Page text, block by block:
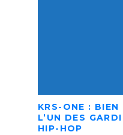
KRS-ONE : BIEN
L’UN DES
HIP-HOP